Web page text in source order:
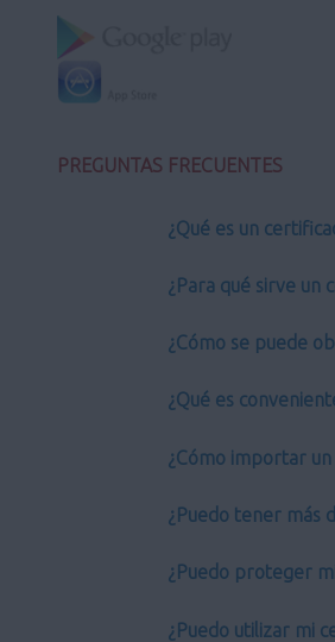
PREGUNTAS FRECUENTES
¿Qué es un
¿Para qué sirve un
¿Cómo se puede
¿Qué es
¿Cómo importar
¿Puedo tener más
¿Puedo proteger
¿Puedo utilizar mi